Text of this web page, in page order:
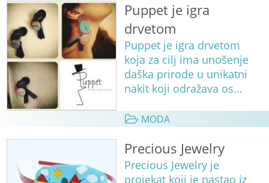
Puppet je igra
drvetom
Puppet je igra drvetom
koja za cilj ima unošenje
daška prirode u unikatni
nakit koji odražava os...
MODA
Precious Jewelry
Precious Jewelry je
projekat koji je nastao iz